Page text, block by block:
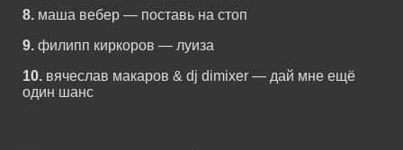
8. маша вебер — поставь на стоп
9. филипп киркоров — луиза
10. вячеслав макаров & dj dimixer — дай мне ещё
один шанс